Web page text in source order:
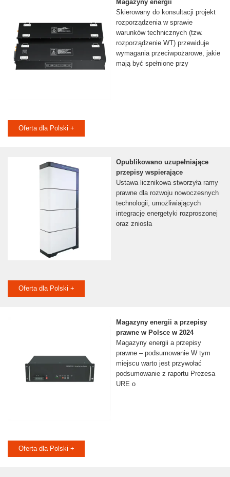
Magazyny energii
Skierowany do konsultacji projekt
rozporządzenia w sprawie
warunków technicznych (tzw.
rozporządzenie WT) przewiduje
wymagania przeciwpożarowe, jakie
mają być spełnione przy
Oferta dla Polski +
Opublikowano uzupełniające
przepisy wspierające
Ustawa licznikowa stworzyła ramy
prawne dla rozwoju nowoczesnych
technologii, umożliwiających
integrację energetyki rozproszonej
oraz zniosła
Oferta dla Polski +
Magazyny energii a przepisy
prawne w Polsce w 2024
Magazyny energii a przepisy
prawne – podsumowanie W tym
miejscu warto jest przywołać
podsumowanie z raportu Prezesa
URE o
Oferta dla Polski +